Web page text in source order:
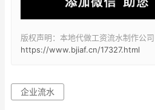
版权声明：本地代做工资流水制作公司
https://www.bjiaf.cn/17327.html
企业流水